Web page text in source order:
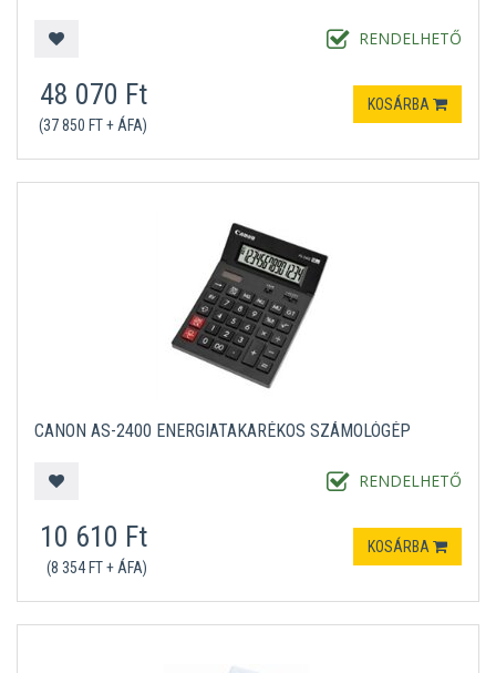
RENDELHETŐ
48 070 Ft
(37 850 FT + ÁFA)
KOSÁRBA
CANON AS-2400 ENERGIATAKARÉKOS SZÁMOLÓGÉP
RENDELHETŐ
10 610 Ft
(8 354 FT + ÁFA)
KOSÁRBA